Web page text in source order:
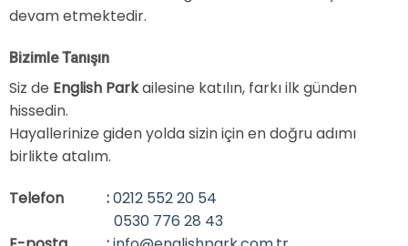
devam etmektedir.
Bizimle Tanışın
Siz de English Parkailesine katılın, farkı ilk günden
hissedin.
Hayallerinize giden yolda sizin için en doğru adımı
birlikte atalım.
Telefon
:0212 552 20 54
0530 776 28 43